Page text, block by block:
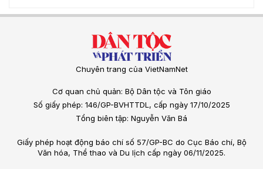
Chuyên trang của VietNamNet
Cơ quan chủ quản: Bộ Dân tộc và Tôn giáo
Số giấy phép: 146/GP-BVHTTDL, cấp ngày 17/10/2025
Tổng biên tập: Nguyễn Văn Bá
Giấy phép hoạt động báo chí số 57/GP-BC do Cục Báo chí, Bộ
Văn hóa, Thể thao và Du lịch cấp ngày 06/11/2025.